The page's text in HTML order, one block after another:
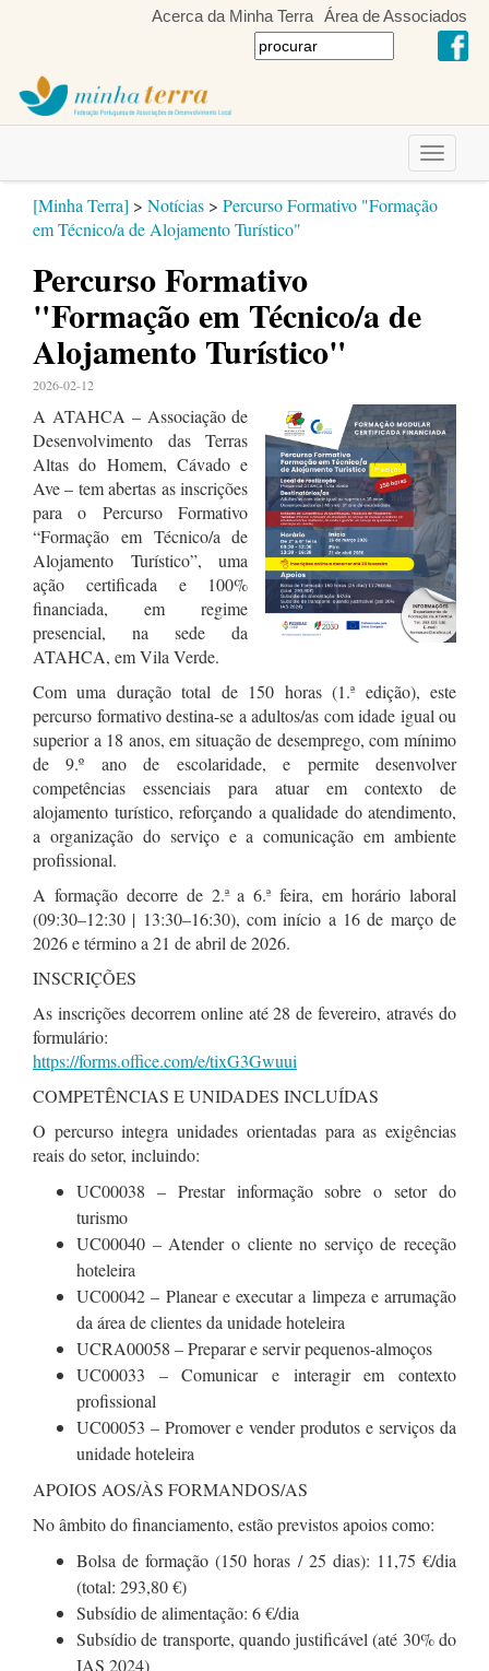
Acerca da Minha Terra Área de Associados
Toggle
[Minha Terra] > Notícias > Percurso Formativo "Formação
em Técnico/a de Alojamento Turístico"
Percurso Formativo
"Formação em Técnico/a de
Alojamento Turístico"
2026-02-12
A ATAHCA – Associação de
Desenvolvimento das Terras
Altas do Homem, Cávado e
Ave – tem abertas as inscrições
para o Percurso Formativo
“Formação em Técnico/a de
Alojamento Turístico”, uma
ação certificada e 100%
financiada, em regime
presencial, na sede da
ATAHCA, em Vila Verde.
Com uma duração total de 150 horas (1.ª edição), este
percurso formativo destina-se a adultos/as com idade igual ou
superior a 18 anos, em situação de desemprego, com mínimo
de 9.º ano de escolaridade, e permite desenvolver
competências essenciais para atuar em contexto de
alojamento turístico, reforçando a qualidade do atendimento,
a organização do serviço e a comunicação em ambiente
profissional.
A formação decorre de 2.ª a 6.ª feira, em horário laboral
(09:30–12:30 | 13:30–16:30), com início a 16 de março de
2026 e término a 21 de abril de 2026.
INSCRIÇÕES
As inscrições decorrem online até 28 de fevereiro, através do
formulário:
https://forms.office.com/e/tixG3Gwuui
COMPETÊNCIAS E UNIDADES INCLUÍDAS
O percurso integra unidades orientadas para as exigências
reais do setor, incluindo:
UC00038 – Prestar informação sobre o setor do
turismo
UC00040 – Atender o cliente no serviço de receção
hoteleira
UC00042 – Planear e executar a limpeza e arrumação
da área de clientes da unidade hoteleira
UCRA00058 – Preparar e servir pequenos-almoços
UC00033 – Comunicar e interagir em contexto
profissional
UC00053 – Promover e vender produtos e serviços da
unidade hoteleira
APOIOS AOS/ÀS FORMANDOS/AS
No âmbito do financiamento, estão previstos apoios como:
Bolsa de formação (150 horas / 25 dias): 11,75 €/dia
(total: 293,80 €)
Subsídio de alimentação: 6 €/dia
Subsídio de transporte, quando justificável (até 30% do
IAS 2024)